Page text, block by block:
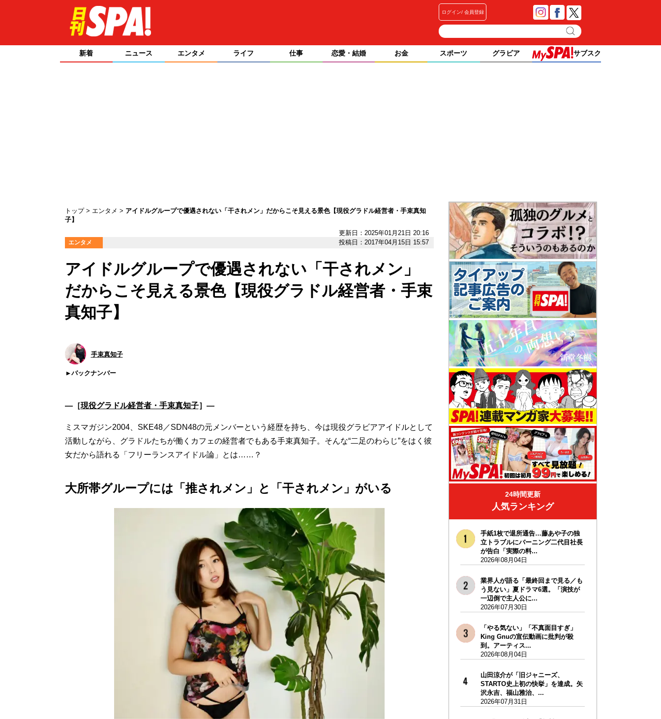
ログイン 会員登録
新着 ニュース エンタメ ライフ 仕事 恋愛・結婚 お金 スポーツ グラビア サブスク
トップ エンタメ
アイドルグループで優遇されない「干されメン」だからこそ見える景色【現役グラドル経営者・手束真知
子】
更新日：2025年01月21日 20:16
エンタメ 投稿日：2017年04月15日 15:57
アイドルグループで優遇されない「干されメン」
だからこそ見える景色【現役グラドル経営者・手束
真知子】
手束真知子
バックナンバー
―［現役グラドル経営者・手束真知子］―
ミスマガジン2004、SKE48／SDN48の元メンバーという経歴を持ち、今は現役グラビアアイドルとして
活動しながら、グラドルたちが働くカフェの経営者でもある手束真知子。そんな“二足のわらじ”をはく彼
女だから語れる「フリーランスアイドル論」とは……？
大所帯グループには「推されメン」と「干されメン」がいる 24時間更新
人気ランキング
手紙1枚で退所通告…藤あや子の独
立トラブルにバーニング二代目社長
が告白「実際の料...
2026年08月04日
業界人が語る「最終回まで見る／も
う見ない」夏ドラマ6選。「演技が
一辺倒で主人公に...
2026年07月30日
「やる気ない」「不真面目すぎ」
King Gnuの宣伝動画に批判が殺
到。アーティス...
2026年08月04日
山田涼介が「旧ジャニーズ、
STARTO史上初の快挙」を達成。矢
沢永吉、福山雅治、...
2026年07月31日